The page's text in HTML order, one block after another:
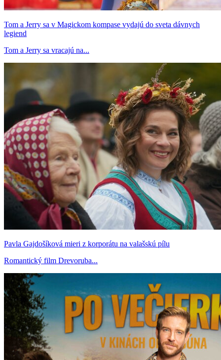
Tom a Jerry sa v Magickom kompase vydajú do sveta dávnych
legiend
Tom a Jerry sa vracajú na...
Pavla Gajdošíková mieri z korporátu na valašskú pílu
Romantický film Drevoruba...